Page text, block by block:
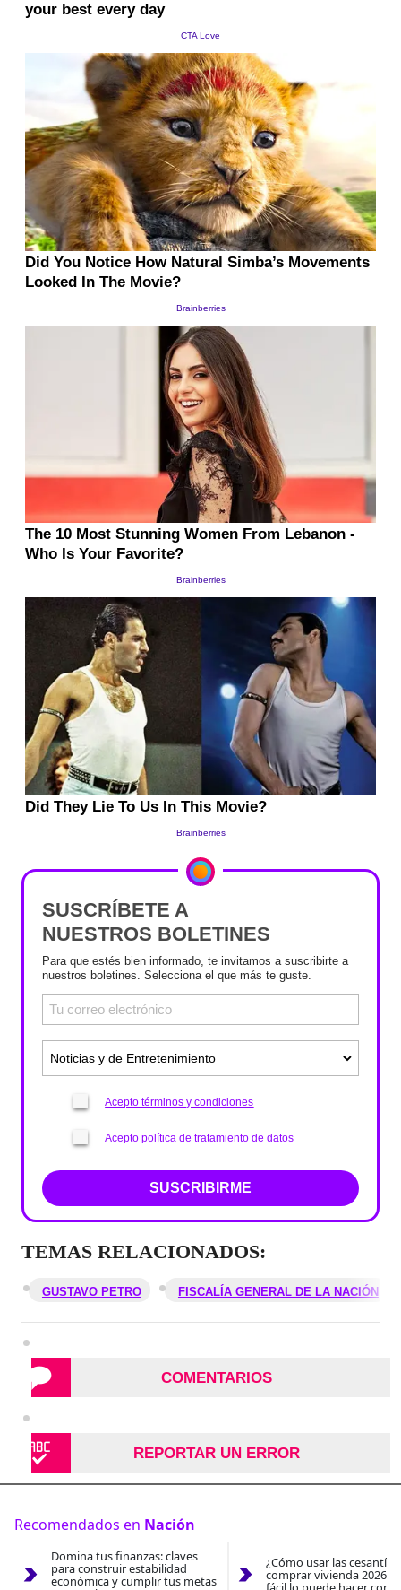
SUSCRÍBETE A
NUESTROS BOLETINES
Para que estés bien informado, te invitamos a suscribirte a
nuestros boletines. Selecciona el que más te guste.
Acepto términos y condiciones
Acepto política de tratamiento de datos
SUSCRIBIRME
TEMAS RELACIONADOS:
GUSTAVO PETRO FISCALÍA GENERAL DE LA NACIÓN
COMENTARIOS
REPORTAR UN ERROR
Recomendados en Nación
Domina tus finanzas: claves
para construir estabilidad
económica y cumplir tus metas
¿Cómo usar las
comprar vivienda 2026?